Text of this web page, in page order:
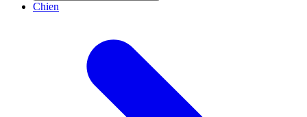
Chien